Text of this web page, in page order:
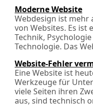
Moderne Website
Webdesign ist mehr
von Websites. Es ist
Technik,
Technologie. Das
Website-Fehler
Eine Website ist
Werkzeuge für
viele Seiten ihren
aus, sind technisch